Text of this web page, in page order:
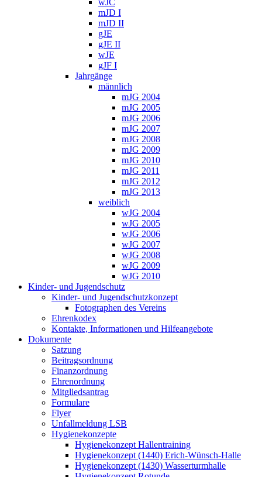
wJC
mJD I
mJD II
gJE
gJE II
wJE
gJF I
Jahrgänge
männlich
mJG 2004
mJG 2005
mJG 2006
mJG 2007
mJG 2008
mJG 2009
mJG 2010
mJG 2011
mJG 2012
mJG 2013
weiblich
wJG 2004
wJG 2005
wJG 2006
wJG 2007
wJG 2008
wJG 2009
wJG 2010
Kinder- und Jugendschutz
Kinder- und Jugendschutzkonzept
Fotographen des Vereins
Ehrenkodex
Kontakte, Informationen und Hilfeangebote
Dokumente
Satzung
Beitragsordnung
Finanzordnung
Ehrenordnung
Mitgliedsantrag
Formulare
Flyer
Unfallmeldung LSB
Hygienekonzepte
Hygienekonzept Hallentraining
Hygienekonzept (1440) Erich-Wünsch-Halle
Hygienekonzept (1430) Wasserturmhalle